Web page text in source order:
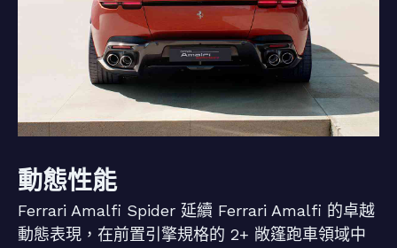
動態性能
Ferrari Amalfi Spider 延續 Ferrari Amalfi 的卓越
動態表現，在前置引擎規格的 2+ 敞篷跑車領域中